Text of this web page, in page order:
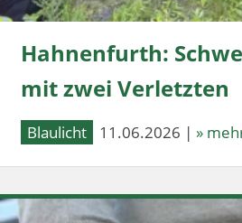
Hahnenfurth:
mit zwei Verletzten
Blaulicht 11.06.2026 | »